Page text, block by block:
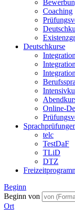
Coaching
Deutschkurse
Online-
telc
TestDaF
TLiD
DTZ
Beginn
Beginn von
Ort